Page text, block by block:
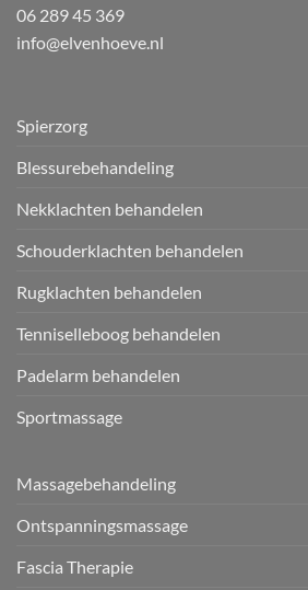
06 289 45 369
info@elvenhoeve.nl
Spierzorg
Blessurebehandeling
Nekklachten behandelen
Schouderklachten behandelen
Rugklachten behandelen
Tenniselleboog behandelen
Padelarm behandelen
Sportmassage
Massagebehandeling
Ontspanningsmassage
Fascia Therapie